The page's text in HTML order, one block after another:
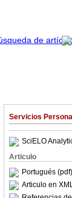
Servicios
SciELO
Articulo
Portugués (pdf)
Articulo en